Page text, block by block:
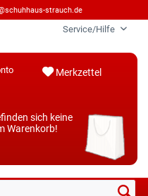
strauch.de
Service/Hilfe
Merkzettel
sich keine
Warenkorb!